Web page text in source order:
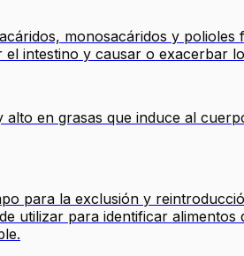
monosacáridos y
intestino y causar o exacerbar
alto en grasas que induce al
para la exclusión y
utilizar para identificar